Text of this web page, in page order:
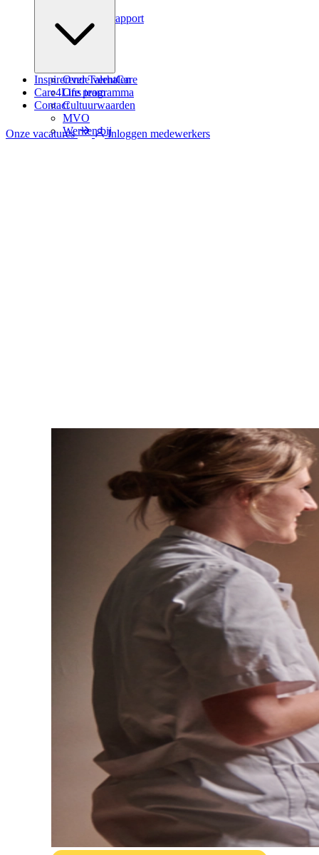
Zindicator rapport
Over TalentCare
Ons team
Cultuurwaarden
MVO
Werken bij
Inspirerende verhalen
Care4Life programma
Contact
Onze vacatures Inloggen medewerkers